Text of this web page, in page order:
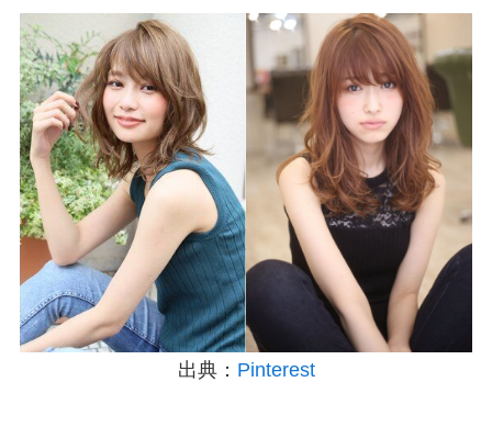
出典： Pinterest